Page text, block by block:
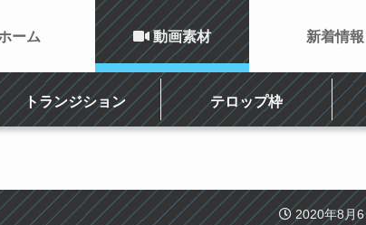
ーム  動画素材
トランジション テロップ枠
新着情報
2020年8月